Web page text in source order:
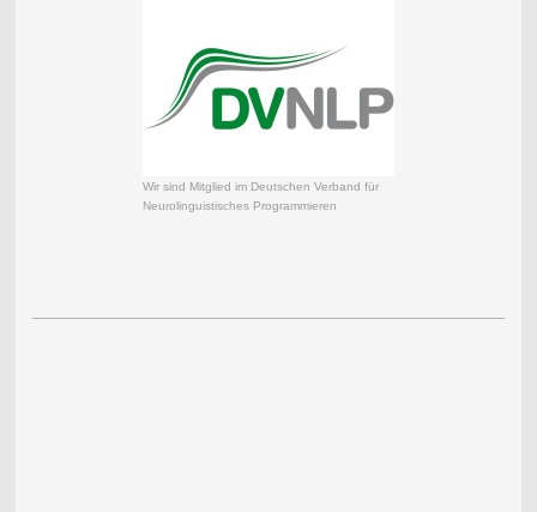
Wir sind Mitglied im Deutschen Verband für
Neurolinguistisches Programmieren